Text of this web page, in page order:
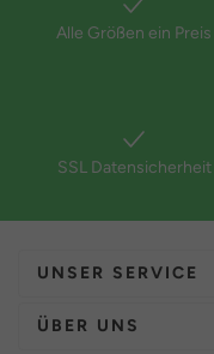
Alle Größen ein Preis
SSL Datensicherheit
UNSER SERVICE
ÜBER UNS